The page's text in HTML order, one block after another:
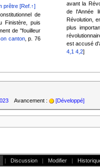
prêtre‎ [Ref.↑]
de
Finistère, puis
de "fouilleur
canton, p. 76
avant la
de l'Année
Révolution,
plus
est accusé
4,1 4,2]
Avancement : [Développé]
| Discussion | Modifier |